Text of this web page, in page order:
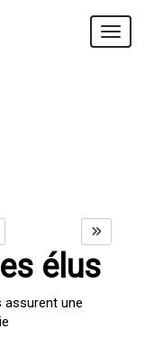
MENU
élus
assurent une